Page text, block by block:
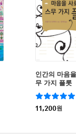
인간의 마음
무 가지 플롯
11,200원